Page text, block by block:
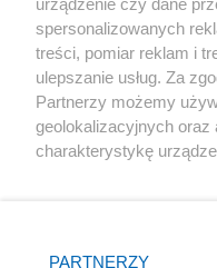
X Facebook
urządzenie czy dane
spersonalizowanych
treści, pomiar reklam i
ulepszanie usług. Za
Partnerzy możemy
geolokalizacyjnych oraz
charakterystykę
zmienić/wycofać
PARTNERZY